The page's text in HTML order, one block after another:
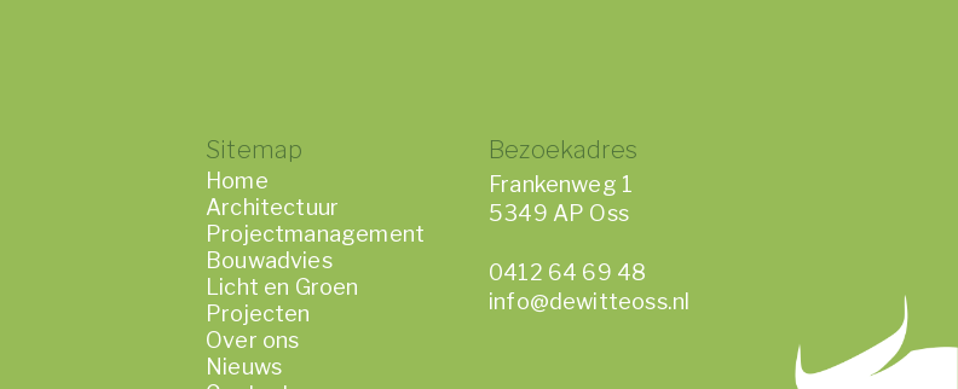
Sitemap
Home
Architectuur
Projectmanagement
Bouwadvies
Licht en Groen
Projecten
Over ons
Nieuws
Bezoekadres
Frankenweg 1
5349 AP Oss
0412 64 69 48
info@dewitteoss.nl